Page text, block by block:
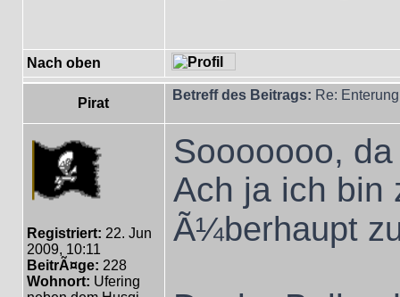
Nach oben
Pirat
Betreff des Beitrags: Re:
Registriert: 22. Jun
2009, 10:11
BeitrÃ¤ge: 228
Wohnort: Ufering
Sooooooo,
Ach ja ich bin
Ã¼berhaupt